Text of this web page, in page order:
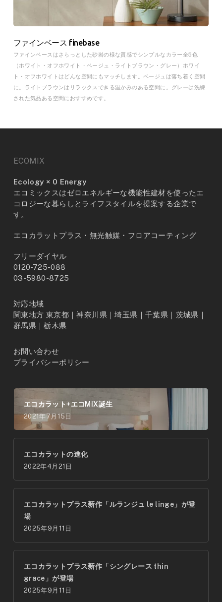
ファインベース finebase
ファインベースはさらっとした砂岩の様な質感でシンプルなカラー全5色
（ホワイト・オフホワイト・ベージュ・ライトブラウン・グレー）ホワイ
ト・オフホワイトはどんな空間にもマッチします。ベージュは落ち着く空間
に。ライトブラウンはリラックスできる温かみのある空間に。グレーは洗練
された気品ある空間におすすめです。
ECOMIX
Ecology × 0 Energy
エコミックスはゼロエネルギーな機能性建材を使ったエ
コロジーな暮らしとライフスタイルを提案する企業で
す。
エコカラットプラス・無光触媒・フロアコーティング
フリーダイヤル
0120-725-088
03-5980-8725
対応地域
関東地方 東京都｜神奈川県｜埼玉県｜千葉県｜茨城県｜
群馬県｜栃木県
お問い合わせ
プライバシーポリシー
エコカラット+エコMIX誕生
2021年7月15日
エコカラットの進化
2022年4月21日
エコカラットプラス新作「ルランジュ le linge」が登
場
2025年9月11日
エコカラットプラス新作「シングレース thin
grace」が登場
2025年9月11日